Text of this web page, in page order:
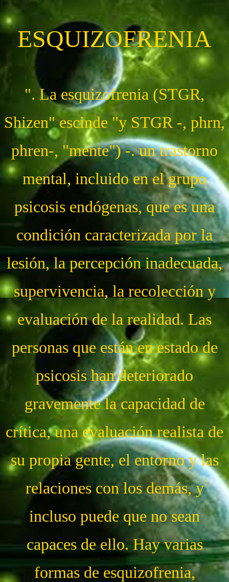
ESQUIZOFRENIA
". La esquizofrenia (STGR,
Shizen" escinde "y STGR -, phrn,
phren-, "mente") -. un trastorno
mental, incluido en el grupo
psicosis endógenas, que es una
condición caracterizada por la
lesión, la percepción inadecuada,
supervivencia, la recolección y
evaluación de la realidad. Las
personas que están en estado de
psicosis han deteriorado
gravemente la capacidad de
crítica, una evaluación realista de
su propia gente, el entorno y las
relaciones con los demás, y
incluso puede que no sean
capaces de ello. Hay varias
formas de esquizofrenia,